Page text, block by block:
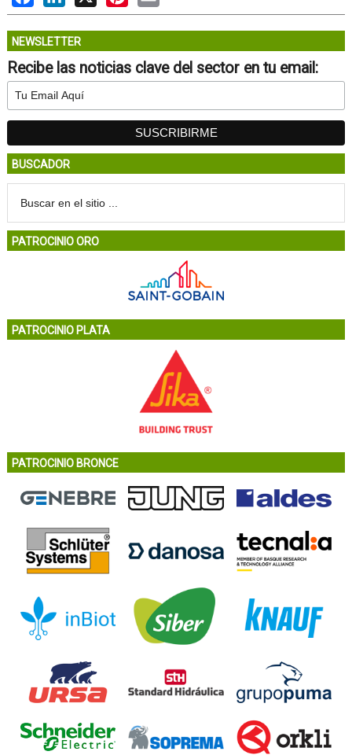
NEWSLETTER
Recibe las noticias clave del sector en tu email:
BUSCADOR
PATROCINIO ORO
PATROCINIO PLATA
PATROCINIO BRONCE